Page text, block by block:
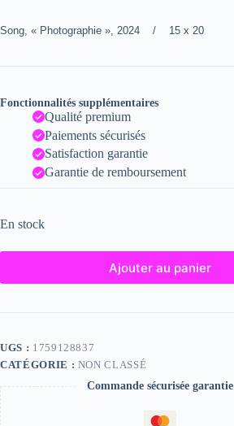
Song, « Photographie », 2024 / 15 x 20
Fonctionnalités supplémentaires
Qualité premium
Paiements sécurisés
Satisfaction garantie
Garantie de remboursement
En stock
Ajouter au panier
UGS : 1759128837
CATÉGORIE : NON CLASSÉ
Commande sécurisée garantie